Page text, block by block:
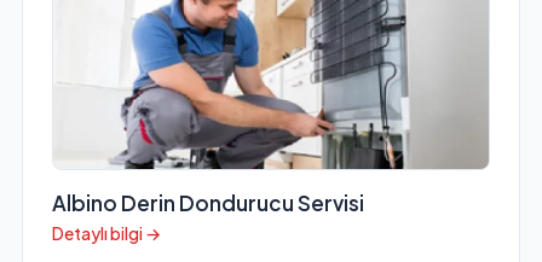
Albino Derin Dondurucu Servisi
Detaylı bilgi →